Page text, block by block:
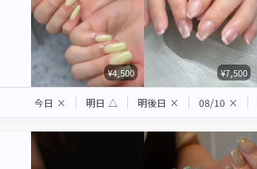
¥4,500 ¥7,500
今日 × 明日 △ 明後日 × 08/10 ×